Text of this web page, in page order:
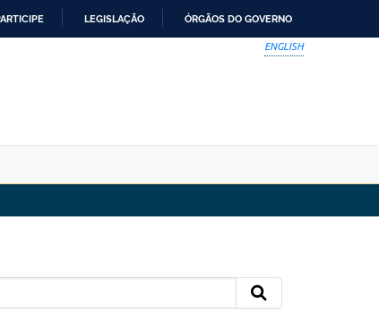
LEGISLAÇÃO ÓRGÃOS DO GOVERNO
ENGLISH